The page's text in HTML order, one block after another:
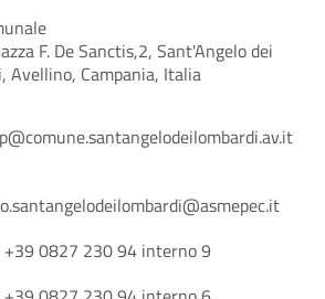
F. De Sanctis,2, Sant'Angelo dei
Avellino, Campania, Italia
+39 0827 230 94 interno 9